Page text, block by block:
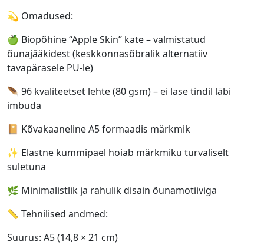
💫 Omadused:
🍏 Biopõhine “Apple Skin” kate – valmistatud
õunajääkidest (keskkonnasõbralik alternatiiv
tavapärasele PU-le)
🪶 96 kvaliteetset lehte (80 gsm) – ei lase tindil läbi
imbuda
📔 Kõvakaaneline A5 formaadis märkmik
✨ Elastne kummipael hoiab märkmiku turvaliselt
suletuna
🌿 Minimalistlik ja rahulik disain õunamotiiviga
📏 Tehnilised andmed:
Suurus: A5 (14,8 × 21 cm)